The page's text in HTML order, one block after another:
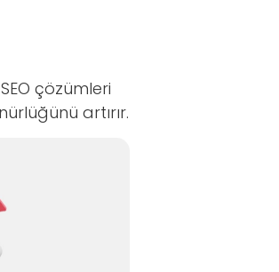
çözümleri
artırır.